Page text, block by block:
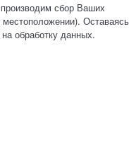
сбор Ваших
Оставаясь
обработку данных.